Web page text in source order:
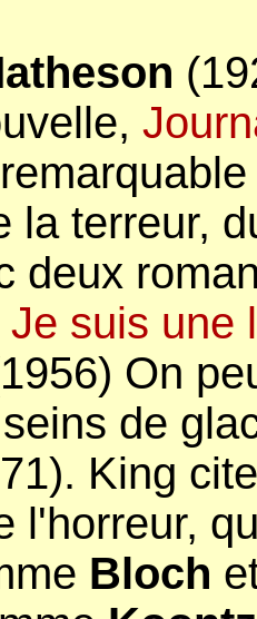
la terreur,
deux
Je suis une
On
de
King
l'horreur,
Bloch